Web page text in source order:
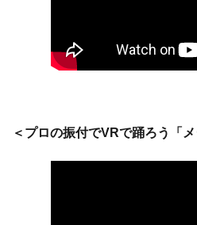
＜プロの振付でVRで踊ろう「